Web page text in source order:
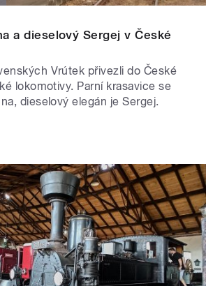
a dieselový Sergej v České
Vrútek přivezli do České
lokomotivy. Parní krasavice se
dieselový elegán je Sergej.